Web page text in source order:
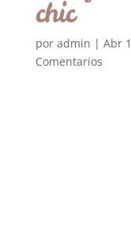
chic
por admin | Abr
Comentarios